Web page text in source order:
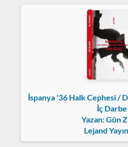
İspanya '36 Halk Cephesi /
İç Darbe
Yazan: Gün
Lejand